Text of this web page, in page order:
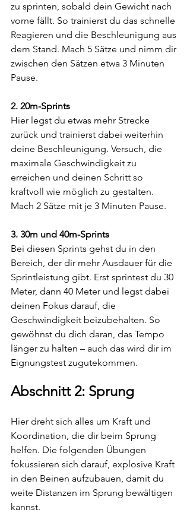
zu sprinten, sobald dein Gewicht nach
vorne fällt. So trainierst du das schnelle
Reagieren und die Beschleunigung aus
dem Stand. Mach 5 Sätze und nimm dir
zwischen den Sätzen etwa 3 Minuten
Pause.
2. 20m-Sprints
Hier legst du etwas mehr Strecke
zurück und trainierst dabei weiterhin
deine Beschleunigung. Versuch, die
maximale Geschwindigkeit zu
erreichen und deinen Schritt so
kraftvoll wie möglich zu gestalten.
Mach 2 Sätze mit je 3 Minuten Pause.
3. 30m und 40m-Sprints
Bei diesen Sprints gehst du in den
Bereich, der dir mehr Ausdauer für die
Sprintleistung gibt. Erst sprintest du 30
Meter, dann 40 Meter und legst dabei
deinen Fokus darauf, die
Geschwindigkeit beizubehalten. So
gewöhnst du dich daran, das Tempo
länger zu halten – auch das wird dir im
Eignungstest zugutekommen.
Abschnitt 2: Sprung
Hier dreht sich alles um Kraft und
Koordination, die dir beim Sprung
helfen. Die folgenden Übungen
fokussieren sich darauf, explosive Kraft
in den Beinen aufzubauen, damit du
weite Distanzen im Sprung bewältigen
kannst.